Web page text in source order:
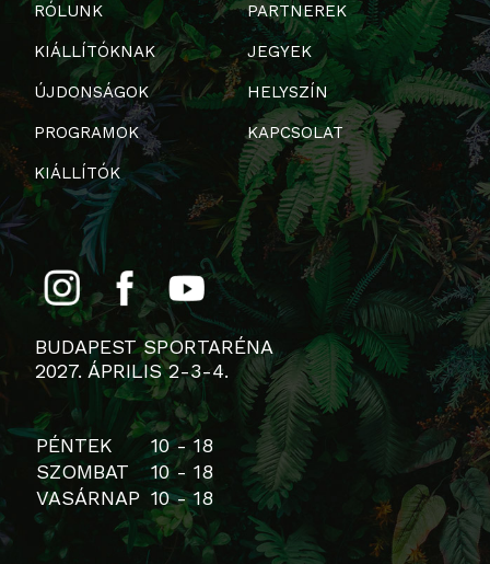
RÓLUNK
KIÁLLÍTÓKNAK
ÚJDONSÁGOK
PROGRAMOK
KIÁLLÍTÓK
PARTNEREK
JEGYEK
HELYSZÍN
KAPCSOLAT
BUDAPEST SPORTARÉNA
2027. ÁPRILIS 2-3-4.
PÉNTEK
10 - 18
SZOMBAT
10 - 18
VASÁRNAP 10 - 18